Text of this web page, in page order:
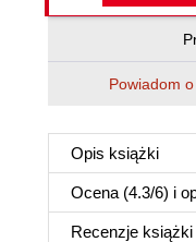
Powiadom
Opis książki
Ocena (4.3/6) i
Recenzje książki